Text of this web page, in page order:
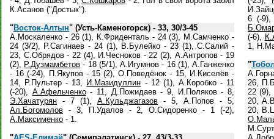
К.Асанов ("Достык").
"Восток-Алтын" (Усть-Каменогорск) - 33, 30/3-45
А.Москаленко - 26 (1), К.Фриденталь - 24 (3), М.Самченко -
24 (3/2), Р.Сагинаев - 24 (1), В.Булейко - 23 (1), С.Салий -
23, С.Обрядов - 22 (4), И.Чесноков - 22 (2), А.Антропов - 19
(2), Р.Дузмамбетов - 18 (5/1), А.Игумнов - 16 (1), А.Ганженко
- 16 (-24), П.Якупов - 15 (2), О.Поведёнок - 15, И.Киселёв -
14, Р.Пультер - 13, И.Мазидуллин - 12 (1), А.Коробко - 11
(-20), А.Афельченко- 11, Д.Пожидаев - 9, И.Поляков - 8,
Э.Хачатурян - 7 (1), А.Кульджагазов - 5, А.Попов - 5,
Ал.Богомолов - 3, П.Удалов - 2, О.Сидоренко - 1 (-2),
А.Максименко - 1.
6 (-
(-6),
1,
"
26,
22
20,
20,